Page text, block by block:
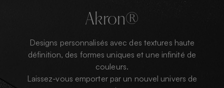
Akron®
Designs personnalisés avec des textures haute
définition, des formes uniques et une infinité de
couleurs.
Laissez-vous emporter par un nouvel univers de